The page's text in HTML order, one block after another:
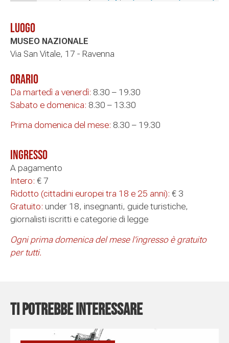
Luogo
MUSEO NAZIONALE
Via San Vitale, 17 - Ravenna
Orario
Da martedì a venerdì: 8.30 – 19.30
Sabato e domenica: 8.30 – 13.30
Prima domenica del mese: 8.30 – 19.30
Ingresso
A pagamento
Intero: € 7
Ridotto (cittadini europei tra 18 e 25 anni): € 3
Gratuito: under 18, insegnanti, guide turistiche,
giornalisti iscritti e categorie di legge
Ogni prima domenica del mese l’ingresso è gratuito
per tutti.
Ti potrebbe interessare